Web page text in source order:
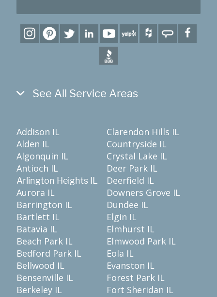
See All Service Areas
Addison IL
Alden IL
Algonquin IL
Antioch IL
Arlington Heights IL
Aurora IL
Barrington IL
Bartlett IL
Batavia IL
Beach Park IL
Bedford Park IL
Bellwood IL
Bensenville IL
Berkeley IL
Clarendon Hills IL
Countryside IL
Crystal Lake IL
Deer Park IL
Deerfield IL
Downers Grove IL
Dundee IL
Elgin IL
Elmhurst IL
Elmwood Park IL
Eola IL
Evanston IL
Forest Park IL
Fort Sheridan IL